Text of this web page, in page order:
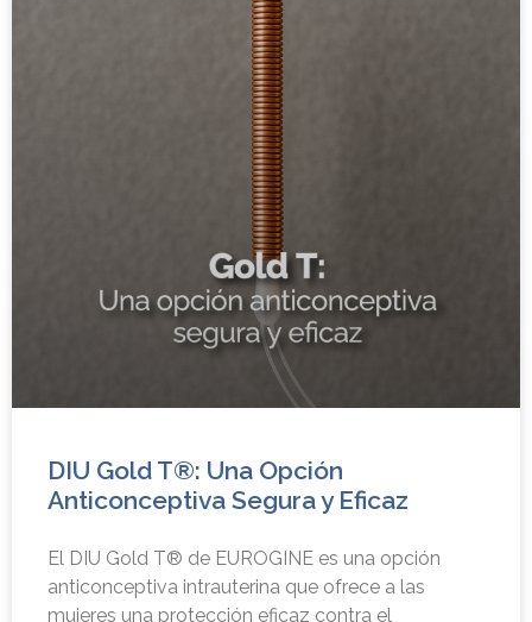
DIU Gold T®: Una Opción
Anticonceptiva Segura y Eficaz
El DIU Gold T® de EUROGINE es una opción
anticonceptiva intrauterina que ofrece a las
mujeres una protección eficaz contra el